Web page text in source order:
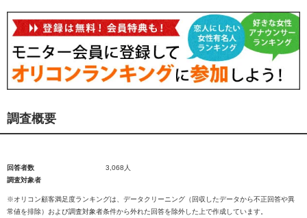
調査概要
回答者数
3,068人
調査対象者
※オリコン顧客満足度ランキングは、データクリーニング（回収したデータから不正回答や異
常値を排除）および調査対象者条件から外れた回答を除外した上で作成しています。